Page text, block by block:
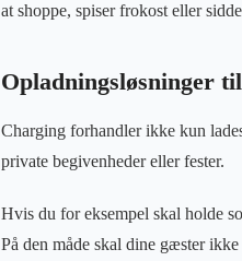
at shoppe, spiser frokost eller
Opladningsløsninger
Charging forhandler ikke kun
private begivenheder eller fester.
Hvis du for eksempel skal holde
På den måde skal dine gæster